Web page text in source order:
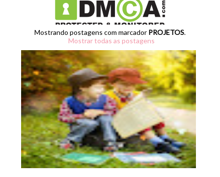
Mostrando postagens com marcador PROJETOS.
Mostrar todas as postagens